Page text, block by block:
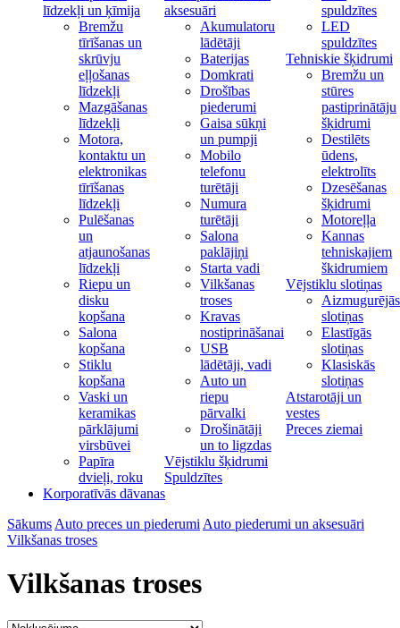
līdzekļi un ķīmija
Bremžu
tīrīšanas un
skrūvju
eļļošanas
līdzekļi
Mazgāšanas
līdzekļi
Motora,
kontaktu un
elektronikas
tīrīšanas
līdzekļi
Pulēšanas
un
atjaunošanas
līdzekļi
Riepu un
disku
kopšana
Salona
kopšana
Stiklu
kopšana
Vaski un
keramikas
pārklājumi
virsbūvei
Papīra
dvieļi, roku
aksesuāri
Akumulatoru
lādētāji
Baterijas
Domkrati
Drošības
piederumi
Gaisa sūkņi
un pumpji
Mobilo
telefonu
turētāji
Numura
turētāji
Salona
paklājiņi
Starta vadi
Vilkšanas
troses
Kravas
nostiprināšanai
USB
lādētāji, vadi
Auto un
riepu
pārvalki
Drošinātāji
un to ligzdas
Vējstiklu šķidrumi
Spuldzītes
spuldzītes
LED
spuldzītes
Tehniskie šķidrumi
Bremžu un
stūres
pastiprinātāju
šķidrumi
Destilēts
ūdens,
elektrolīts
Dzesēšanas
šķidrumi
Motoreļļa
Kannas
tehniskajiem
škidrumiem
Vējstiklu slotiņas
Aizmugurējās
slotiņas
Elastīgās
slotiņas
Klasiskās
slotiņas
Atstarotāji un
vestes
Preces ziemai
Korporatīvās dāvanas
Sākums Auto preces un piederumi Auto piederumi un aksesuāri
Vilkšanas troses
Vilkšanas troses